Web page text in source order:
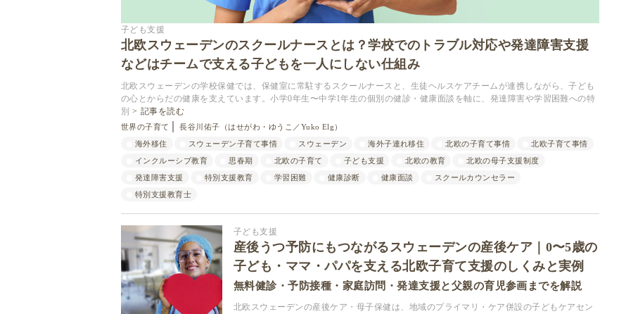
子ども支援
北欧スウェーデンのスクールナースとは？学校でのトラブル対応や発達障害支援
などはチームで支える子どもを一人にしない仕組み
北欧スウェーデンの学校保健では、保健室に常駐するスクールナースと、生徒ヘルスケアチームが連携しながら、子ども
の心とからだの健康を支えています。小学0年生〜中学1年生の個別の健診・健康面談を軸に、発達障害や学習困難への特
別
記事を読む
世界の子育て
長谷川佑子（はせがわ・ゆうこ／Yuko Elg）
海外移住
スウェーデン子育て事情 スウェーデン 海外子連れ移住 北欧の子育て事情
北欧子育て事情
インクルーシブ教育
思春期 北欧の子育て 子ども支援 北欧の教育
北欧の母子支援制度
発達障害支援
特別支援教育 学習困難 健康診断 健康面談
スクールカウンセラー
特別支援教育士
子ども支援
産後うつ予防にもつながるスウェーデンの産後ケア｜0〜5歳の
子ども・ママ・パパを支える北欧子育て支援のしくみと実例
無料健診・予防接種・家庭訪問・発達支援と父親の育児参画までを解説
北欧スウェーデンの産後ケア・母子保健は、地域のプライマリ・ケア併設の子どもケアセン